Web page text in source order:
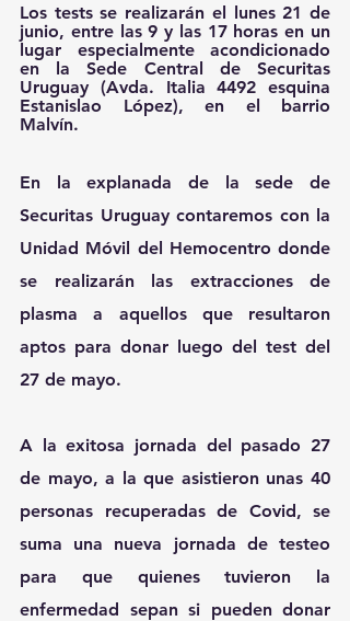
Los tests se realizarán el lunes 21 de
junio, entre las 9 y las 17 horas en un
lugar especialmente acondicionado
en la Sede Central de Securitas
Uruguay (Avda. Italia 4492 esquina
Estanislao López), en el barrio
Malvín.
En la explanada de la sede de
Securitas Uruguay contaremos con la
Unidad Móvil del Hemocentro donde
se realizarán las extracciones de
plasma a aquellos que resultaron
aptos para donar luego del test del
27 de mayo.
A la exitosa jornada del pasado 27
de mayo, a la que asistieron unas 40
personas recuperadas de Covid, se
suma una nueva jornada de testeo
para que quienes tuvieron la
enfermedad sepan si pueden donar